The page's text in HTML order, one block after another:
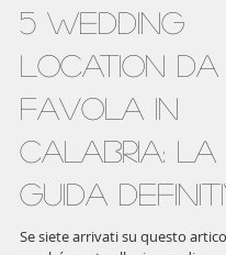
5 Wedding
Location da
Favola in